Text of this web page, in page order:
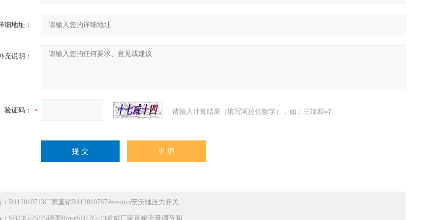
细地址：
充说明：
验证码： 请输入计算结果（填写阿拉伯数字），如：三加四=7
R412010713厂家直销R412010767Aventics安沃驰压力开关
SB23G-25/25德国HaweSB17G-13哈威厂家直销流量调节阀